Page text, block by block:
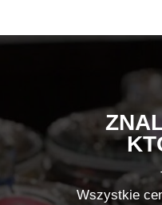
Wszystkie